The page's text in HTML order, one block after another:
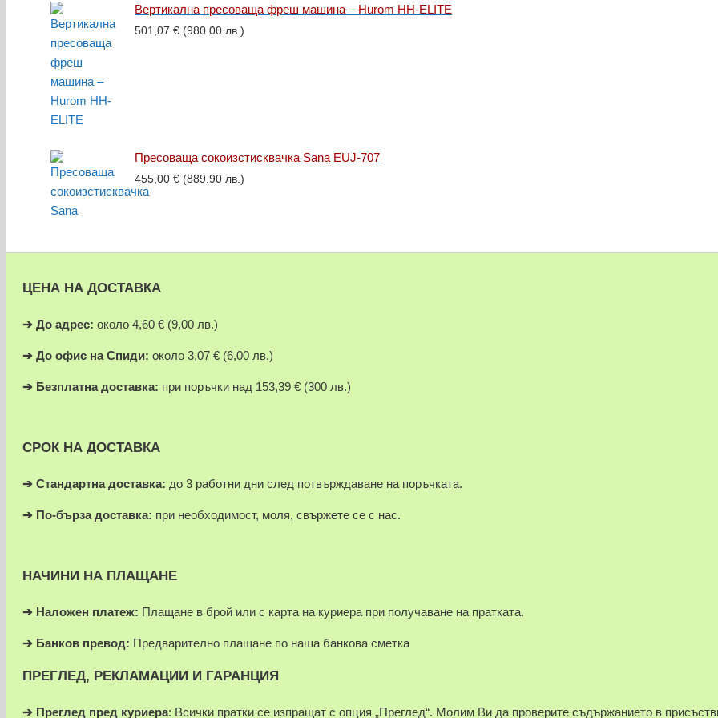
Вертикална пресоваща фреш машина – Hurom HH-ELITE
501,07 € (980.00 лв.)
Пресоваща сокоизстисквачка Sana EUJ-707
455,00 € (889.90 лв.)
ЦЕНА НА ДОСТАВКА
➔ До адрес: около 4,60 € (9,00 лв.)
➔ До офис на Спиди: около 3,07 € (6,00 лв.)
➔ Безплатна доставка: при поръчки над 153,39 € (300 лв.)
СРОК НА ДОСТАВКА
➔ Стандартна доставка: до 3 работни дни след потвърждаване на поръчката.
➔ По-бърза доставка: при необходимост, моля, свържете се с нас.
НАЧИНИ НА ПЛАЩАНЕ
➔ Наложен платеж: Плащане в брой или с карта на куриера при получаване на пратката.
➔ Банков превод: Предварително плащане по наша банкова сметка
ПРЕГЛЕД, РЕКЛАМАЦИИ И ГАРАНЦИЯ
➔ Преглед пред куриера: Всички пратки се изпращат с опция „Преглед“. Молим Ви да проверите съдържанието в